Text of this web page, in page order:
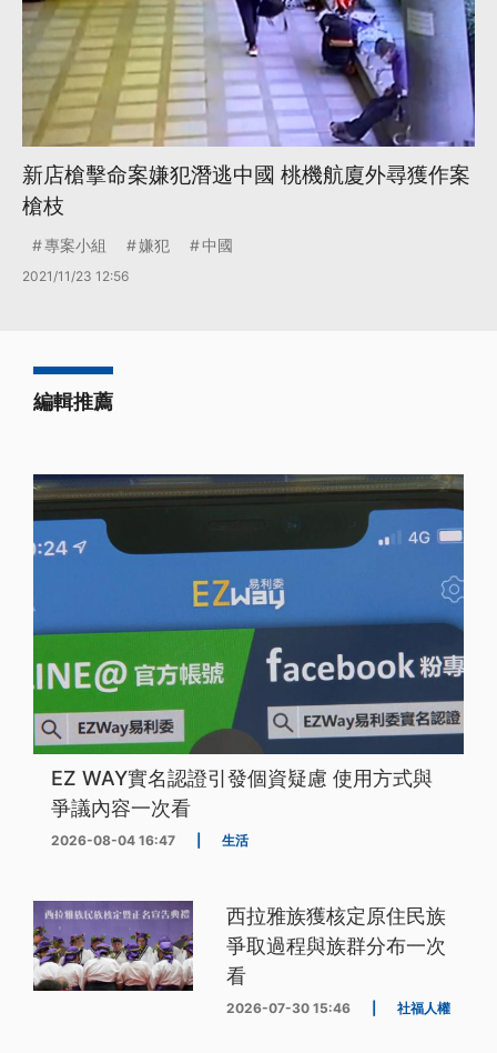
新店槍擊命案嫌犯潛逃中國 桃機航廈外尋獲作案
槍枝
專案小組 嫌犯 中國
2021/11/23 12:56
編輯推薦
EZ WAY實名認證引發個資疑慮 使用方式與
爭議內容一次看
2026-08-04 16:47 生活
西拉雅族獲核定原住民族
爭取過程與族群分布一次
看
2026-07-30 15:46 社福人權